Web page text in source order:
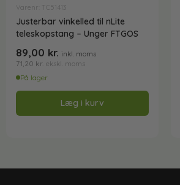
Varenr: TC51413
Justerbar vinkelled til nLite
teleskopstang – Unger FTGOS
89,00 kr. inkl. moms
71,20 kr. ekskl. moms
På lager
Læg i kurv